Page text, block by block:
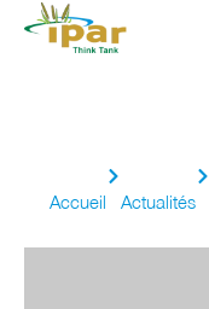
Accueil Actualités